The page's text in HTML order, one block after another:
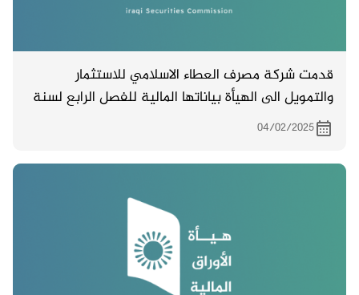
قدمت شركة مصرف العطاء الاسلامي للاستثمار
والتمويل الى الهيأة بياناتها المالية للفصل الرابع لسنة
2024 .
04/02/2025